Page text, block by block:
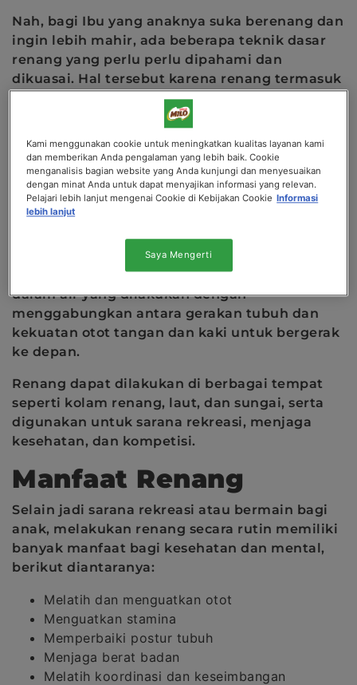
Nah, bagi Ibu yang anaknya suka berenang dan
ingin lebih mahir, ada beberapa teknik dasar
renang yang perlu perlu dipahami dan
dikuasai. Hal tersebut karena renang termasuk
cukup berisiko sehingga memerlukan
pengawasan dan mematuhi standar keamanan
Berikut penjelasan mengenai mengenai
olahraga renang, termasuk teknik dasar atau
cara berenang bagi pemula.
Pengertian Renang
Renang adalah olahraga yang dilakukan di
dalam air yang dilakukan dengan
menggabungkan antara gerakan tubuh dan
kekuatan otot tangan dan kaki untuk bergerak
ke depan.
Renang dapat dilakukan di berbagai tempat
seperti kolam renang, laut, dan sungai, serta
digunakan untuk sarana rekreasi, menjaga
kesehatan, dan kompetisi.
Manfaat Renang
Selain jadi sarana rekreasi atau bermain bagi
anak, melakukan renang secara rutin memiliki
banyak manfaat bagi kesehatan dan mental,
berikut diantaranya:
Melatih dan menguatkan otot
Menguatkan stamina
Memperbaiki postur tubuh
Menjaga berat badan
Melatih koordinasi dan keseimbangan
Kami menggunakan cookie untuk meningkatkan kualitas layanan kami
dan memberikan Anda pengalaman yang lebih baik. Cookie
menganalisis bagian website yang Anda kunjungi dan menyesuaikan
dengan minat Anda untuk dapat menyajikan informasi yang relevan.
Pelajari lebih lanjut mengenai Cookie di Kebijakan Cookie Informasi
lebih lanjut
Saya Mengerti